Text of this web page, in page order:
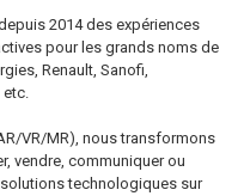
2014 des expériences
pour les grands noms de
Renault, Sanofi,
etc.
VR/MR), nous transformons
vendre, communiquer ou
technologiques sur